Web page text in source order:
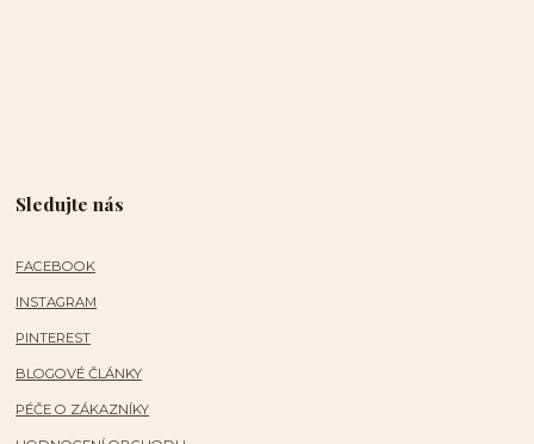
Sledujte nás
FACEBOOK
INSTAGRAM
PINTEREST
BLOGOVÉ ČLÁNKY
PÉČE O ZÁKAZNÍKY